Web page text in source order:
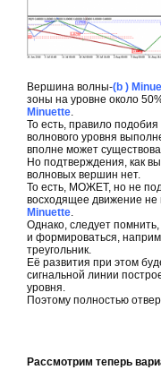
Вершина волны-(b )
зоны на уровне около
Minuette.
То есть, правило
волнового уровня
вполне может
Но подтверждения, как
волновых вершин нет.
То есть, МОЖЕТ, но не
восходящее движение
Minuette.
Однако, следует
и формироваться,
треугольник.
Её развития при этом
сигнальной линии
уровня.
Поэтому полностью
Рассмотрим теперь